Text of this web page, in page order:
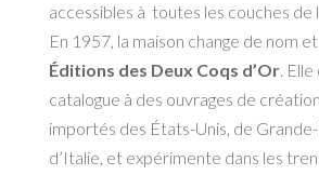
accessibles à toutes les couches de
En 1957, la maison change de nom
Éditions des Deux Coqs d’Or. Elle
catalogue à des ouvrages de
importés des États-Unis, de
d’Italie, et expérimente dans les